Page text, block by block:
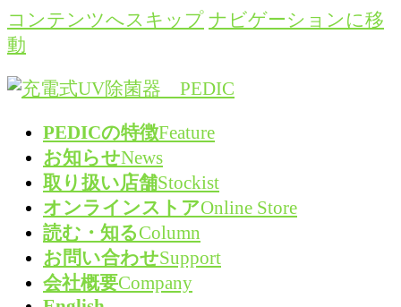
コンテンツへスキップ ナビゲーションに移
動
PEDICの特徴Feature
お知らせNews
取り扱い店舗Stockist
オンラインストアOnline Store
読む・知るColumn
お問い合わせSupport
会社概要Company